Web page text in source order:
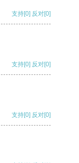
支持[0] 反对[0]
支持[0] 反对[0]
支持[0] 反对[0]